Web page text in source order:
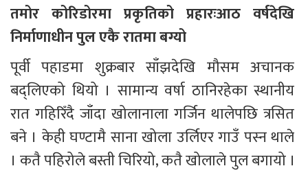
तमोर कोरिडोरमा प्रकृतिको प्रहारःआठ वर्षदेखि
निर्माणाधीन पुल एकै रातमा बग्यो
पूर्वी पहाडमा शुक्रबार साँझदेखि मौसम अचानक
बद्लिएको थियो । सामान्य वर्षा ठानिरहेका स्थानीय
रात गहिरिँदै जाँदा खोलानाला गर्जिन थालेपछि त्रसित
बने । केही घण्टामै साना खोला उर्लिएर गाउँ पस्न थाले
। कतै पहिरोले बस्ती चिरियो, कतै खोलाले पुल बगायो ।